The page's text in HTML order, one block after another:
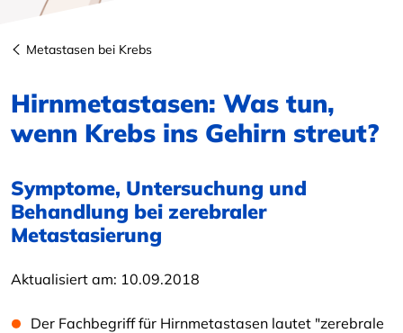
Metastasen bei Krebs
Hirnmetastasen: Was tun,
wenn Krebs ins Gehirn streut?
Symptome, Untersuchung und
Behandlung bei zerebraler
Metastasierung
Aktualisiert am: 10.09.2018
Der Fachbegriff für Hirnmetastasen lautet "zerebrale